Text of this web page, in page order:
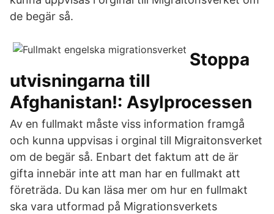
de begär så.
Stoppa
utvisningarna till
Afghanistan!: Asylprocessen
Av en fullmakt måste viss information framgå
och kunna uppvisas i orginal till Migraitonsverket
om de begär så. Enbart det faktum att de är
gifta innebär inte att man har en fullmakt att
företräda. Du kan läsa mer om hur en fullmakt
ska vara utformad på Migrationsverkets